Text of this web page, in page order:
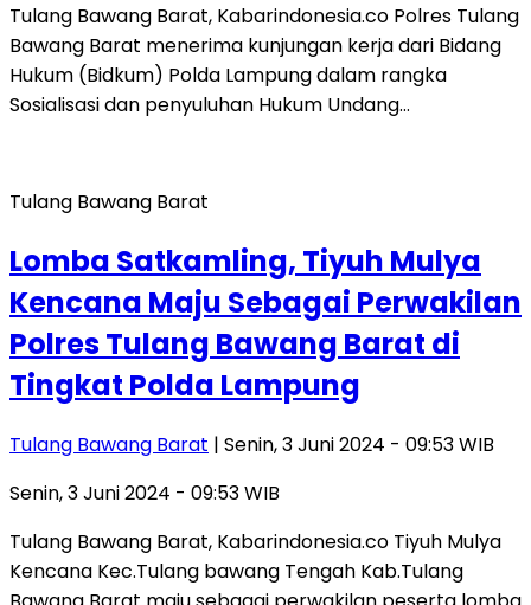
Tulang Bawang Barat, Kabarindonesia.co Polres Tulang
Bawang Barat menerima kunjungan kerja dari Bidang
Hukum (Bidkum) Polda Lampung dalam rangka
Sosialisasi dan penyuluhan Hukum Undang…
Tulang Bawang Barat
Lomba Satkamling, Tiyuh Mulya
Kencana Maju Sebagai Perwakilan
Polres Tulang Bawang Barat di
Tingkat Polda Lampung
Tulang Bawang Barat | Senin, 3 Juni 2024 - 09:53 WIB
Senin, 3 Juni 2024 - 09:53 WIB
Tulang Bawang Barat, Kabarindonesia.co Tiyuh Mulya
Kencana Kec.Tulang bawang Tengah Kab.Tulang